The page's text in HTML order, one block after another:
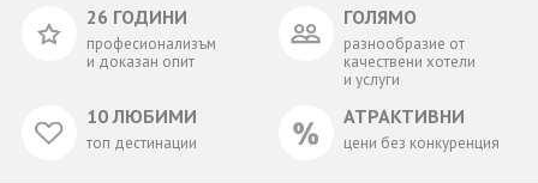
26 ГОДИНИ
професионализъм
и доказан опит
ГОЛЯМО
разнообразие от
качествени хотели
и услуги
10 ЛЮБИМИ
топ дестинации
АТРАКТИВНИ
цени без конкуренция